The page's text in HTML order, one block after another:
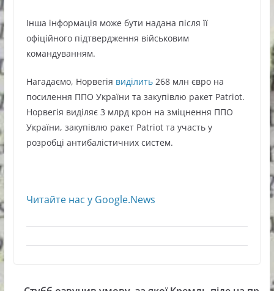
Інша інформація може бути надана після її
офіційного підтвердження військовим
командуванням.
Нагадаємо, Норвегія виділить268 млн євро на
посилення ППО України та закупівлю ракет Patriot.
Норвегія виділяє 3 млрд крон на зміцнення ППО
України, закупівлю ракет Patriot та участь у
розробці антибалістичних систем.
Читайте нас у Google.News